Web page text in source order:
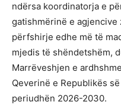
ndërsa koordinatorja e
gatishmërinë e agjencive
përfshirje edhe më të
mjedis të shëndetshëm,
Marrëveshjen e
Qeverinë e Republikës
periudhën 2026-2030.